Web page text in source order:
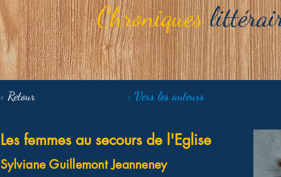
Chroniques
Les femmes au secours de l'Eglise
Sylviane Guillemont Jeanneney
< Retour < Vers les auteurs